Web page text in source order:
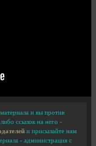
и вы против
ссылок на него -
и присылайте нам
- администрация с